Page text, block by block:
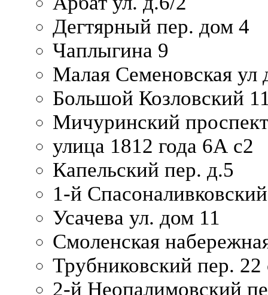
Дегтярный пер. дом 4
Чаплыгина 9
Малая Семеновская ул
Большой Козловский
Мичуринский
улица 1812 года 6А с2
Капельский пер. д.5
1-й
Усачева ул. дом 11
Смоленская
Трубниковский пер. 22
2-й Неопалимовский